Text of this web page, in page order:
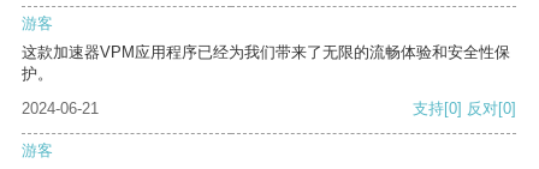
游客
这款加速器VPM应用程序已经为我们带来了无限的流畅体验和安全性保
护。
2024-06-21
支持[0] 反对[0]
游客